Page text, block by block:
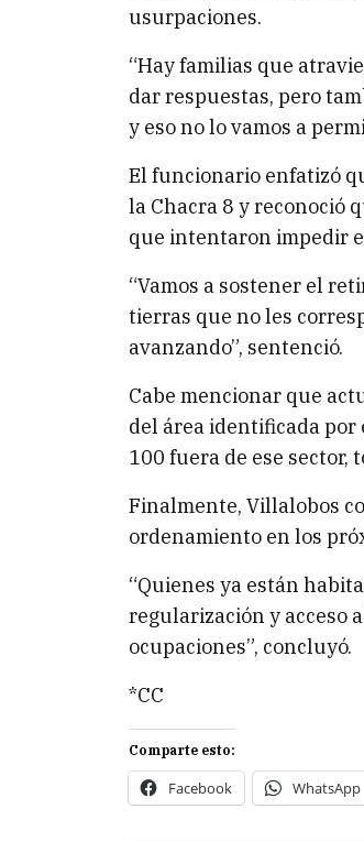
usurpaciones.
“Hay familias que
dar respuestas, pero
y eso no lo vamos a
El funcionario enfatizó
la Chacra 8 y reconoció
que intentaron impedir
“Vamos a sostener el
tierras que no les
avanzando”, sentenció.
Cabe mencionar que
del área identificada por
100 fuera de ese sector,
Finalmente, Villalobos
ordenamiento en los
“Quienes ya están
regularización y acceso
ocupaciones”, concluyó.
*CC
Comparte esto:
Facebook WhatsApp